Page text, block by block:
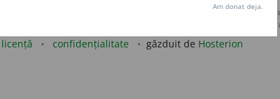
de pe acest site, inclusiv prin orice metode de extragere automată (web
prealabil scris, cu excepția seturilor de date oferite oficial spre utilizare
licență confidențialitate găzduit de Hosterion
Am donat deja.